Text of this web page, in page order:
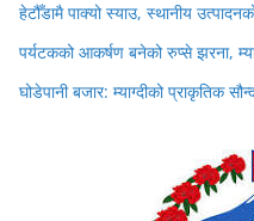
हेटौँडामै पाक्यो स्याउ, स्थानीय
पर्यटकको आकर्षण बनेको रुप्से झरना,
घोडेपानी बजार: म्याग्दीको प्राकृतिक